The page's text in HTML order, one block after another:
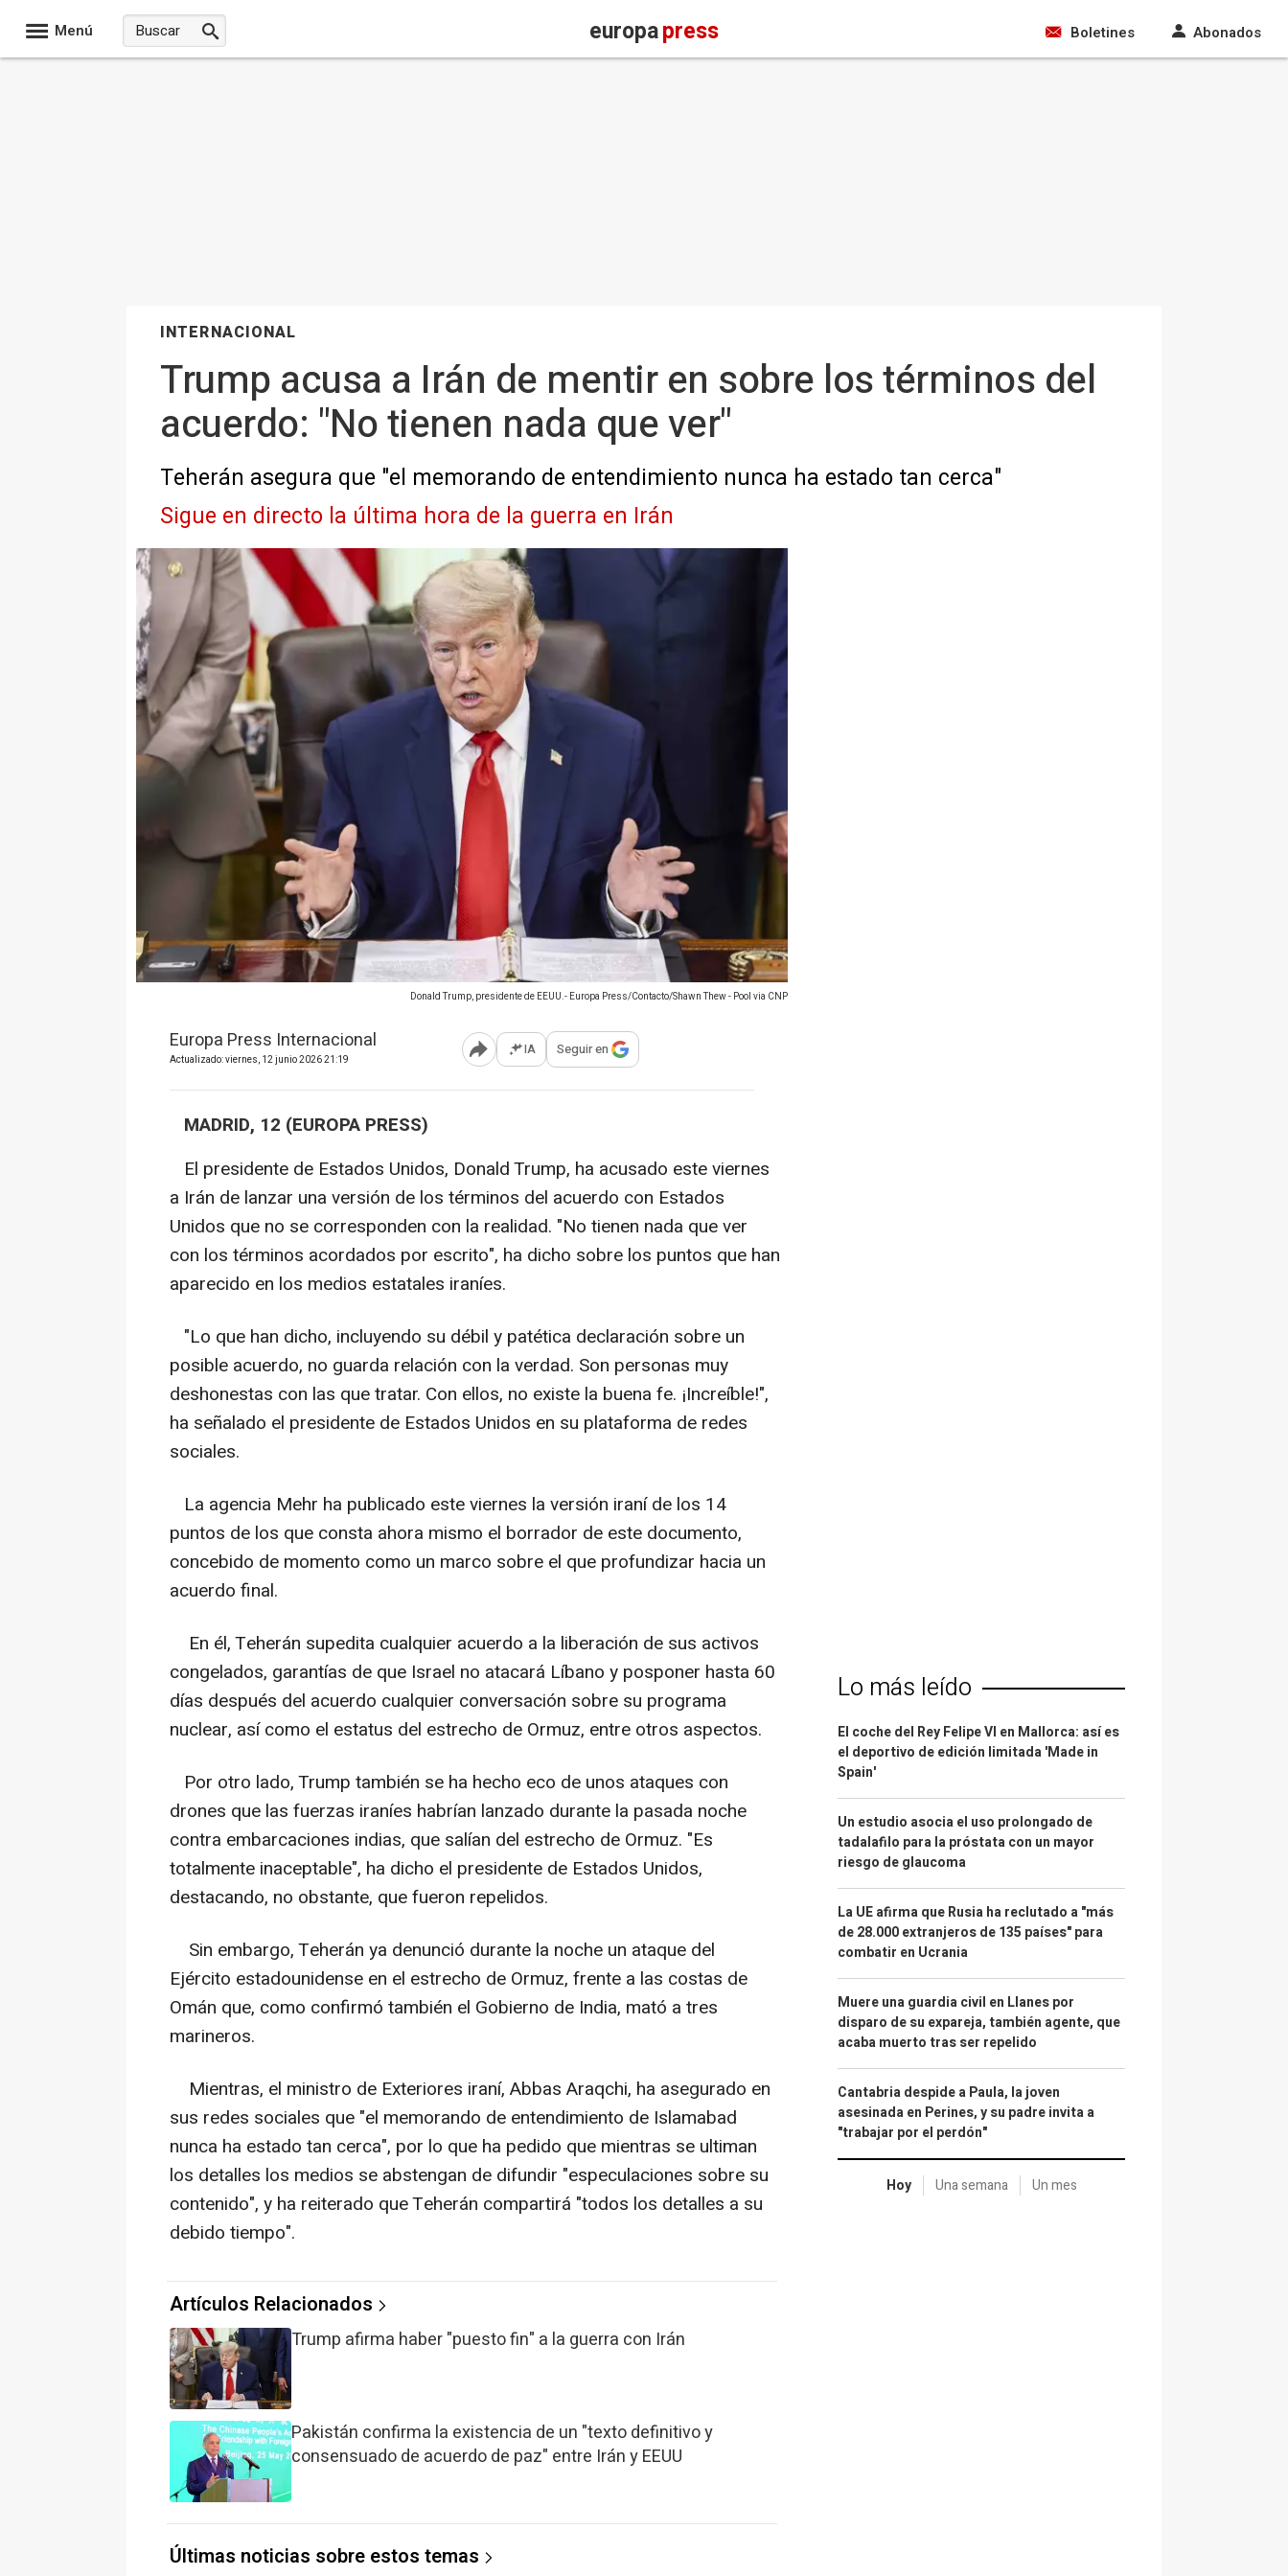
Menú europapress Boletines Abonados
INTERNACIONAL
Trump acusa a Irán de mentir en sobre los términos del
acuerdo: "No tienen nada que ver"
Teherán asegura que "el memorando de entendimiento nunca ha estado tan cerca"
Sigue en directo la última hora de la guerra en Irán
Donald Trump, presidente de EEUU.- Europa Press/Contacto/Shawn Thew - Pool via CNP
Europa Press Internacional
Actualizado: viernes, 12 junio 2026 21:19 Abrir opciones para compartir
IA Seguir en
MADRID, 12 (EUROPA PRESS)
El presidente de Estados Unidos, Donald Trump, ha acusado este viernes
a Irán de lanzar una versión de los términos del acuerdo con Estados
Unidos que no se corresponden con la realidad. "No tienen nada que ver
con los términos acordados por escrito", ha dicho sobre los puntos que han
aparecido en los medios estatales iraníes.
"Lo que han dicho, incluyendo su débil y patética declaración sobre un
posible acuerdo, no guarda relación con la verdad. Son personas muy
deshonestas con las que tratar. Con ellos, no existe la buena fe. ¡Increíble!",
ha señalado el presidente de Estados Unidos en su plataforma de redes
sociales.
La agencia Mehr ha publicado este viernes la versión iraní de los 14
puntos de los que consta ahora mismo el borrador de este documento,
concebido de momento como un marco sobre el que profundizar hacia un
acuerdo final.
En él, Teherán supedita cualquier acuerdo a la liberación de sus activos
congelados, garantías de que Israel no atacará Líbano y posponer hasta 60
días después del acuerdo cualquier conversación sobre su programa
nuclear, así como el estatus del estrecho de Ormuz, entre otros aspectos.
Por otro lado, Trump también se ha hecho eco de unos ataques con
drones que las fuerzas iraníes habrían lanzado durante la pasada noche
contra embarcaciones indias, que salían del estrecho de Ormuz. "Es
totalmente inaceptable", ha dicho el presidente de Estados Unidos,
destacando, no obstante, que fueron repelidos.
Sin embargo, Teherán ya denunció durante la noche un ataque del
Ejército estadounidense en el estrecho de Ormuz, frente a las costas de
Omán que, como confirmó también el Gobierno de India, mató a tres
marineros.
Mientras, el ministro de Exteriores iraní, Abbas Araqchi, ha asegurado en
sus redes sociales que "el memorando de entendimiento de Islamabad
nunca ha estado tan cerca", por lo que ha pedido que mientras se ultiman
los detalles los medios se abstengan de difundir "especulaciones sobre su
contenido", y ha reiterado que Teherán compartirá "todos los detalles a su
debido tiempo".
Artículos Relacionados
Trump afirma haber "puesto fin" a la guerra con Irán
Pakistán confirma la existencia de un "texto definitivo y
consensuado de acuerdo de paz" entre Irán y EEUU
Últimas noticias sobre estos temas
Lo más leído
El coche del Rey Felipe VI en Mallorca: así es
el deportivo de edición limitada 'Made in
Spain'
Un estudio asocia el uso prolongado de
tadalafilo para la próstata con un mayor
riesgo de glaucoma
La UE afirma que Rusia ha reclutado a "más
de 28.000 extranjeros de 135 países" para
combatir en Ucrania
Muere una guardia civil en Llanes por
disparo de su expareja, también agente, que
acaba muerto tras ser repelido
Cantabria despide a Paula, la joven
asesinada en Perines, y su padre invita a
"trabajar por el perdón"
Hoy Una semana Un mes